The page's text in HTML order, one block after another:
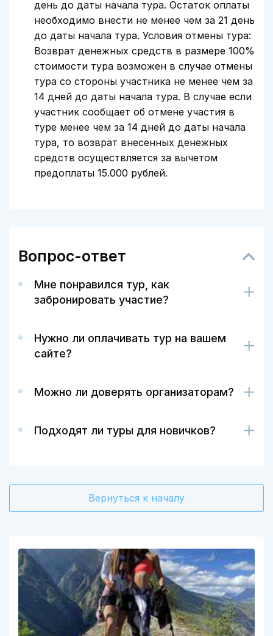
день до даты начала тура. Остаток оплаты
необходимо внести не менее чем за 21 день
до даты начала тура. Условия отмены тура:
Возврат денежных средств в размере 100%
стоимости тура возможен в случае отмены
тура со стороны участника не менее чем за
14 дней до даты начала тура. В случае если
участник сообщает об отмене участия в
туре менее чем за 14 дней до даты начала
тура, то возврат внесенных денежных
средств осуществляется за вычетом
предоплаты 15.000 рублей.
Вопрос-ответ
Мне понравился тур, как
забронировать участие?
Нужно ли оплачивать тур на вашем
сайте?
Можно ли доверять организаторам?
Подходят ли туры для новичков?
Вернуться к началу